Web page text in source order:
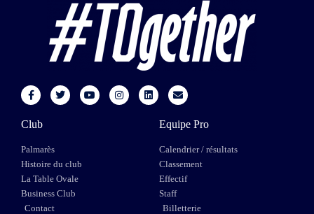
Club
Palmarès
Histoire du club
La Table Ovale
Business Club
Contact
Equipe Pro
Calendrier / résultats
Classement
Effectif
Staff
Billetterie